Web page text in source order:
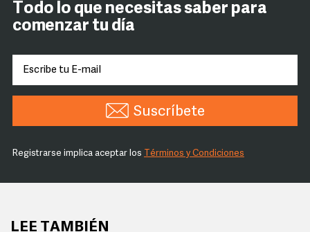
Todo lo que necesitas saber para
comenzar tu día
Suscríbete
Registrarse implica aceptar los Términos y Condiciones
LEE TAMBIÉN